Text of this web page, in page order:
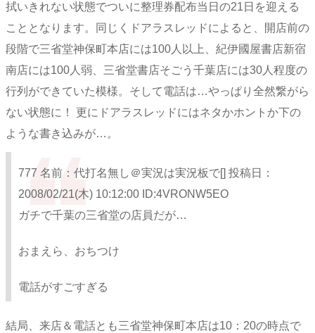
拭いきれない状態でついに整理券配布当日の21日を迎える
こととなります。同じくドアラスレッドによると、開店前の
段階で三省堂神保町本店には100人以上、紀伊國屋書店新宿
南店には100人弱、三省堂書店そごう千葉店には30人程度の
行列ができていた模様。そして電話は…やっぱり全然繋がら
ない状態に！ 更にドアラスレッドにはネタかホントか下の
ような書き込みが…。
777 名前：代打名無し＠実況は実況板で[] 投稿日：
2008/02/21(木) 10:12:00 ID:4VRONW5EO
ガチで千葉の三省堂の店員だが…
おまえら、おちつけ
電話がすごすぎる
結局、来店＆電話とも三省堂神保町本店は10：20の時点で